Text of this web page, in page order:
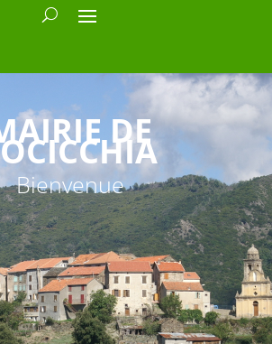
DE
Bienvenue